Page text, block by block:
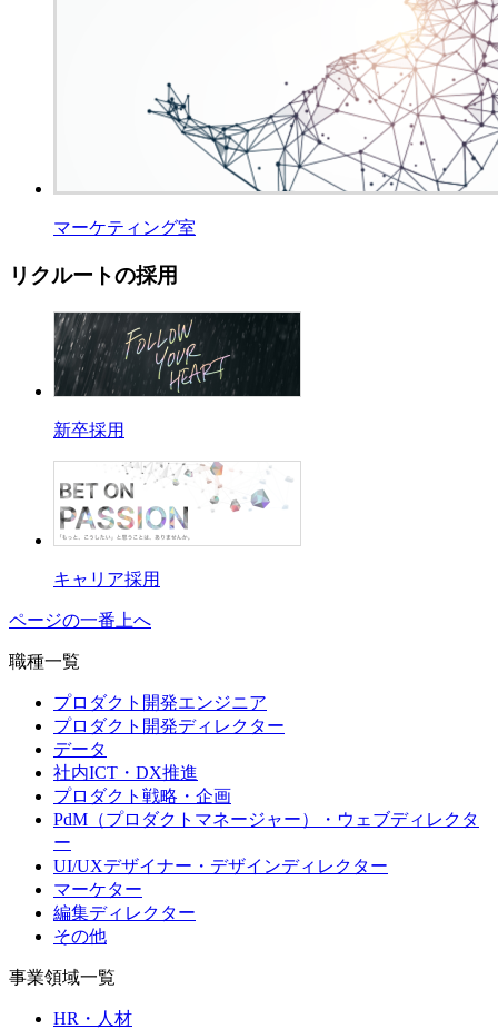
マーケティング室
リクルートの採用
新卒採用
キャリア採用
ページの一番上へ
職種一覧
プロダクト開発エンジニア
プロダクト開発ディレクター
データ
社内ICT・DX推進
プロダクト戦略・企画
PdM（プロダクトマネージャー）・ウェブディレクタ
ー
UI/UXデザイナー・デザインディレクター
マーケター
編集ディレクター
その他
事業領域一覧
HR・人材